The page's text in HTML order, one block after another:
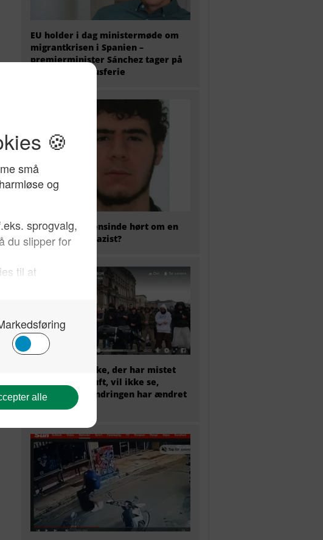
EU holder i dag ministermøde om
migrantkrisen i Spanien –
premierminister Sánchez tager på
fire ugers luksusferie
Hvem har nogensinde hørt om en
radikaliseret nazist?
Kun et menneske, der har mistet
sin sunde fornuft, vil ikke se,
hvordan indvandringen har ændret
Danmark